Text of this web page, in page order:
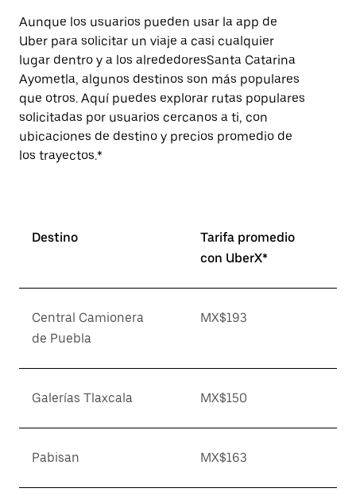
Aunque los usuarios pueden usar la app de
Uber para solicitar un viaje a casi cualquier
lugar dentro y a los alrededoresSanta Catarina
Ayometla, algunos destinos son más populares
que otros. Aquí puedes explorar rutas populares
solicitadas por usuarios cercanos a ti, con
ubicaciones de destino y precios promedio de
los trayectos.*
Destino
Tarifa promedio
con UberX*
Central Camionera
de Puebla
MX$193
Galerías Tlaxcala MX$150
Pabisan MX$163